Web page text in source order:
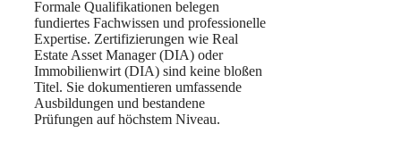
Formale Qualifikationen belegen
fundiertes Fachwissen und professionelle
Expertise. Zertifizierungen wie Real
Estate Asset Manager (DIA) oder
Immobilienwirt (DIA) sind keine bloßen
Titel. Sie dokumentieren umfassende
Ausbildungen und bestandene
Prüfungen auf höchstem Niveau.